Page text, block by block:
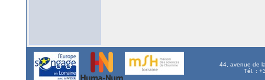
44, avenue de
Tél. :